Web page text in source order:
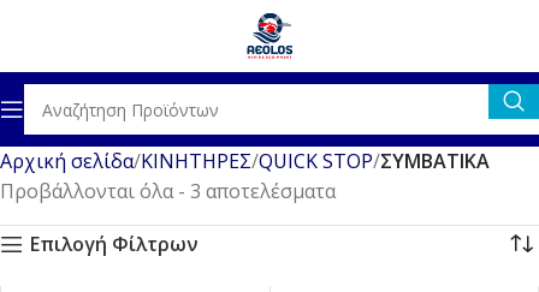
Αρχική σελίδα ΚΙΝΗΤΗΡΕΣ QUICK STOP ΣΥΜΒΑΤΙΚΑ
Προβάλλονται όλα - 3 αποτελέσματα
Επιλογή Φίλτρων